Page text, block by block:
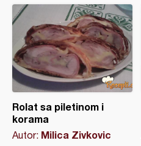
Rolat sa piletinom i
korama
Autor: Milica Zivkovic